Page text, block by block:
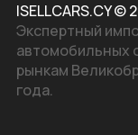
ISELLCARS.CY ©
Экспертный
автомобильных
рынкам
года.